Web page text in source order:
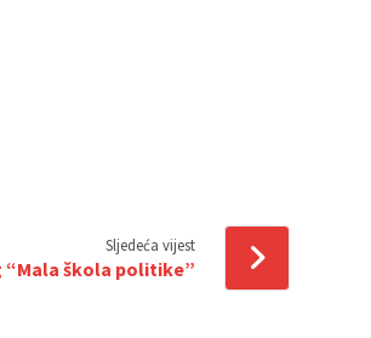
Sljedeća vijest
“Mala škola politike”